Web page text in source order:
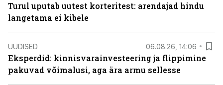
Turul uputab uutest korteritest: arendajad hindu
langetama ei kibele
UUDISED 06.08.26, 14:06
Eksperdid: kinnisvarainvesteering ja flippimine
pakuvad võimalusi, aga ära armu sellesse